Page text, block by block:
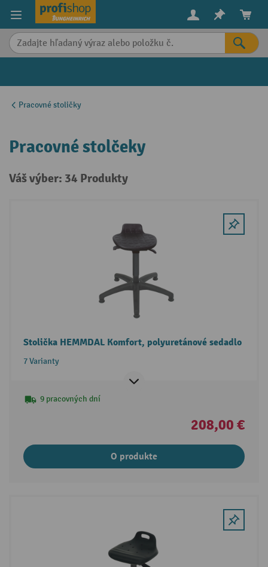
content
Pracovné stoličky
Pracovné stolčeky
Váš výber: 34 Produkty
Stolička HEMMDAL Komfort, polyuretánové sedadlo
7 Varianty
9 pracovných dní
208,00 €
O produkte